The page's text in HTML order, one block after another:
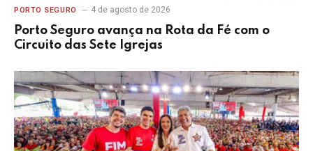
PORTO SEGURO 4 de agosto de 2026
Porto Seguro avança na Rota da Fé com o
Circuito das Sete Igrejas